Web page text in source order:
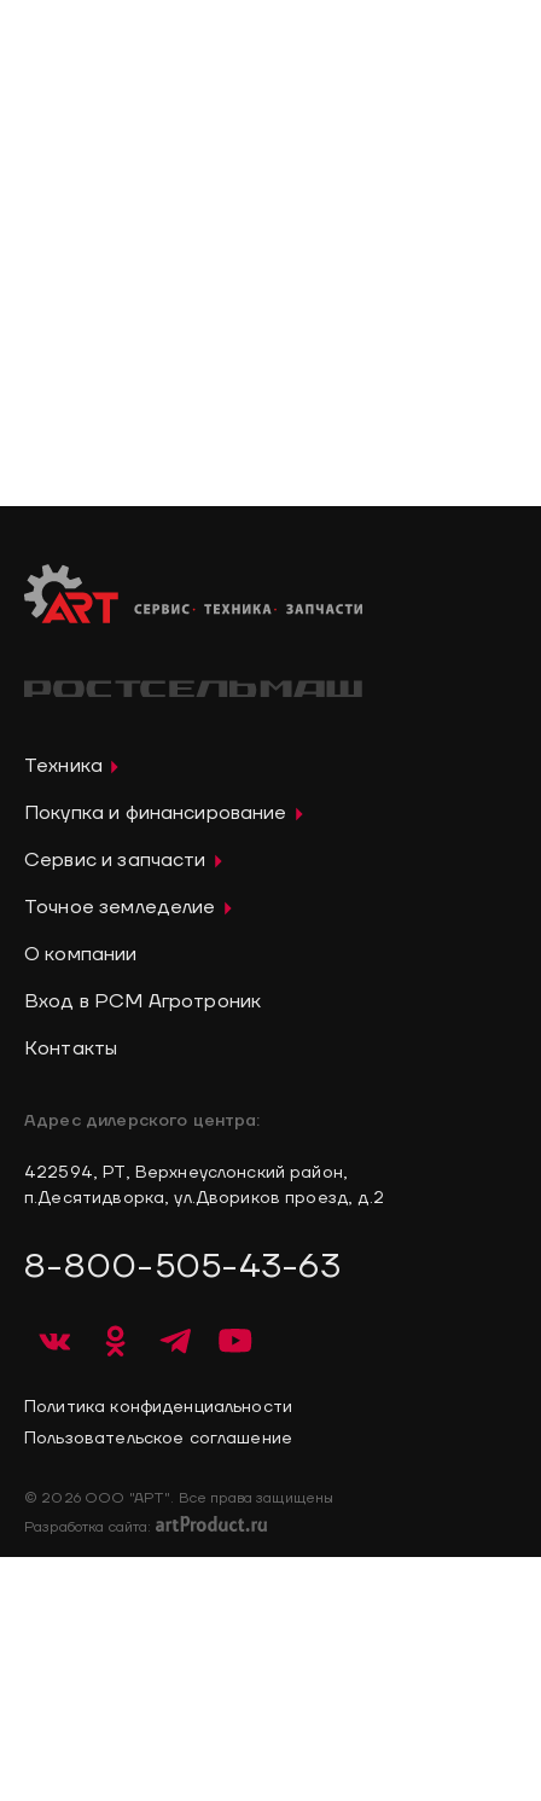
Техника
Покупка и финансирование
Сервис и запчасти
Точное земледелие
О компании
Вход в РСМ Агротроник
Контакты
Адрес дилерского центра:
422594, РТ, Верхнеуслонский район,
п.Десятидворка, ул.Двориков проезд, д.2
8-800-505-43-63
© 2026 ООО "АРТ". Все права защищены
Политика конфиденциальности
Пользовательское соглашение
Разработка сайта: